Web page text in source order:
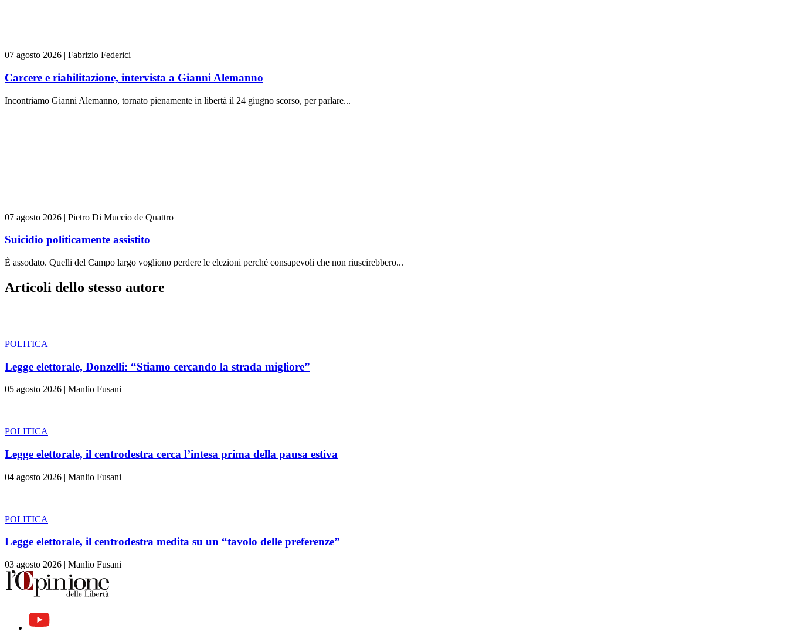
07 agosto 2026 | Fabrizio Federici
Carcere e riabilitazione, intervista a Gianni Alemanno
Incontriamo Gianni Alemanno, tornato pienamente in libertà il 24 giugno scorso, per parlare...
07 agosto 2026 | Pietro Di Muccio de Quattro
Suicidio politicamente assistito
È assodato. Quelli del Campo largo vogliono perdere le elezioni perché consapevoli che non riuscirebbero...
Articoli dello stesso autore
POLITICA
Legge elettorale, Donzelli: “Stiamo cercando la strada migliore”
05 agosto 2026 | Manlio Fusani
POLITICA
Legge elettorale, il centrodestra cerca l’intesa prima della pausa estiva
04 agosto 2026 | Manlio Fusani
POLITICA
Legge elettorale, il centrodestra medita su un “tavolo delle preferenze”
03 agosto 2026 | Manlio Fusani